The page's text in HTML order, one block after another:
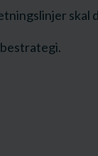
skal